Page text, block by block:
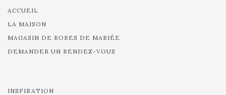
ACCUEIL
LA MAISON
MAGASIN DE ROBES DE MARIÉE
DEMANDER UN RENDEZ-VOUS
INSPIRATION